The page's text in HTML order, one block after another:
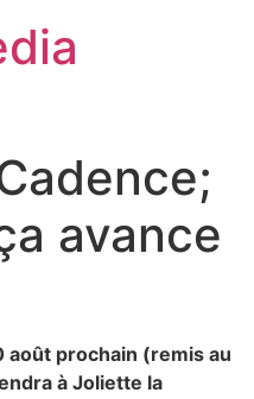
avance
août prochain (remis au
à Joliette la